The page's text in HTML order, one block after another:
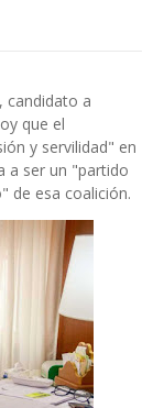
candidato a
que el
y servilidad" en
a ser un "partido
de esa coalición.